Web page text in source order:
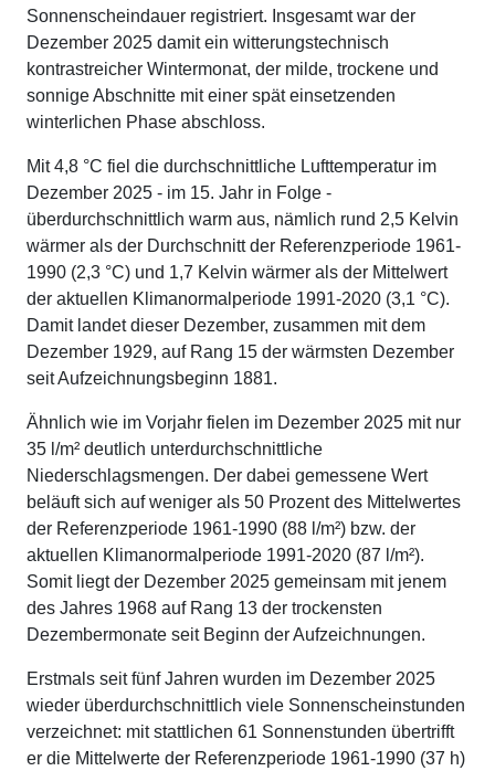
Sonnenscheindauer registriert. Insgesamt war der
Dezember 2025 damit ein witterungstechnisch
kontrastreicher Wintermonat, der milde, trockene und
sonnige Abschnitte mit einer spät einsetzenden
winterlichen Phase abschloss.
Mit 4,8 °C fiel die durchschnittliche Lufttemperatur im
Dezember 2025 - im 15. Jahr in Folge -
überdurchschnittlich warm aus, nämlich rund 2,5 Kelvin
wärmer als der Durchschnitt der Referenzperiode 1961-
1990 (2,3 °C) und 1,7 Kelvin wärmer als der Mittelwert
der aktuellen Klimanormalperiode 1991-2020 (3,1 °C).
Damit landet dieser Dezember, zusammen mit dem
Dezember 1929, auf Rang 15 der wärmsten Dezember
seit Aufzeichnungsbeginn 1881.
Ähnlich wie im Vorjahr fielen im Dezember 2025 mit nur
35 l/m² deutlich unterdurchschnittliche
Niederschlagsmengen. Der dabei gemessene Wert
beläuft sich auf weniger als 50 Prozent des Mittelwertes
der Referenzperiode 1961-1990 (88 l/m²) bzw. der
aktuellen Klimanormalperiode 1991-2020 (87 l/m²).
Somit liegt der Dezember 2025 gemeinsam mit jenem
des Jahres 1968 auf Rang 13 der trockensten
Dezembermonate seit Beginn der Aufzeichnungen.
Erstmals seit fünf Jahren wurden im Dezember 2025
wieder überdurchschnittlich viele Sonnenscheinstunden
verzeichnet: mit stattlichen 61 Sonnenstunden übertrifft
er die Mittelwerte der Referenzperiode 1961-1990 (37 h)